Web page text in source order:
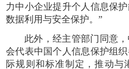
力中小企业提升个人信息保
数据利用与安全保护。‌‌‌‌”
此外，经主管部门同意
会代表中国个人信息保护组
际规则和标准制定，推动与